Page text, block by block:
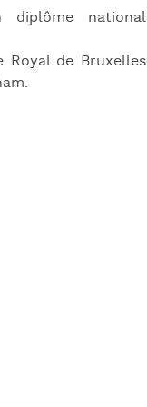
diplôme national
Royal de Bruxelles